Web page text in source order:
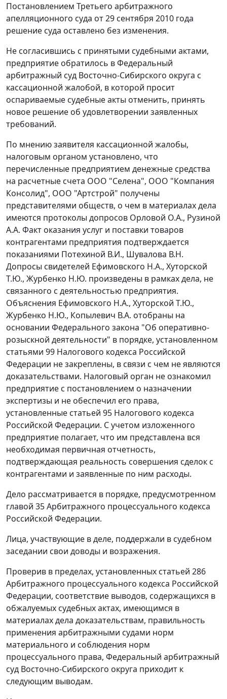
Постановлением Третьего арбитражного
апелляционного суда от 29 сентября 2010 года
решение суда оставлено без изменения.
Не согласившись с принятыми судебными актами,
предприятие обратилось в Федеральный
арбитражный суд Восточно-Сибирского округа с
кассационной жалобой, в которой просит
оспариваемые судебные акты отменить, принять
новое решение об удовлетворении заявленных
требований.
По мнению заявителя кассационной жалобы,
налоговым органом установлено, что
перечисленные предприятием денежные средства
на расчетные счета ООО "Селена", ООО "Компания
Консолид", ООО "Артстрой" получены
представителями обществ, о чем в материалах дела
имеются протоколы допросов Орловой О.А., Рузиной
А.А. Факт оказания услуг и поставки товаров
контрагентами предприятия подтверждается
показаниями Потехиной В.И., Шувалова В.Н.
Допросы свидетелей Ефимовского Н.А., Хуторской
Т.Ю., Журбенко Н.Ю. произведены в рамках дела, не
связанного с деятельностью предприятия.
Объяснения Ефимовского Н.А., Хуторской Т.Ю.,
Журбенко Н.Ю., Копылевич В.А. отобраны на
основании Федерального закона "Об оперативно-
розыскной деятельности" в порядке, установленном
статьями 99 Налогового кодекса Российской
Федерации не закреплены, в связи с чем не являются
доказательствами. Налоговый орган не ознакомил
предприятие с постановлением о назначении
экспертизы и не обеспечил его права,
установленные статьей 95 Налогового кодекса
Российской Федерации. С учетом изложенного
предприятие полагает, что им представлена вся
необходимая первичная отчетность,
подтверждающая реальность совершения сделок с
контрагентами и заявленные по ним расходы.
Дело рассматривается в порядке, предусмотренном
главой 35Арбитражного процессуального кодекса
Российской Федерации.
Лица, участвующие в деле, поддержали в судебном
заседании свои доводы и возражения.
Проверив в пределах, установленных статьей 286
Арбитражного процессуального кодекса Российской
Федерации, соответствие выводов, содержащихся в
обжалуемых судебных актах, имеющимся в
материалах дела доказательствам, правильность
применения арбитражными судами норм
материального и соблюдения норм
процессуального права, Федеральный арбитражный
суд Восточно-Сибирского округа приходит к
следующим выводам.